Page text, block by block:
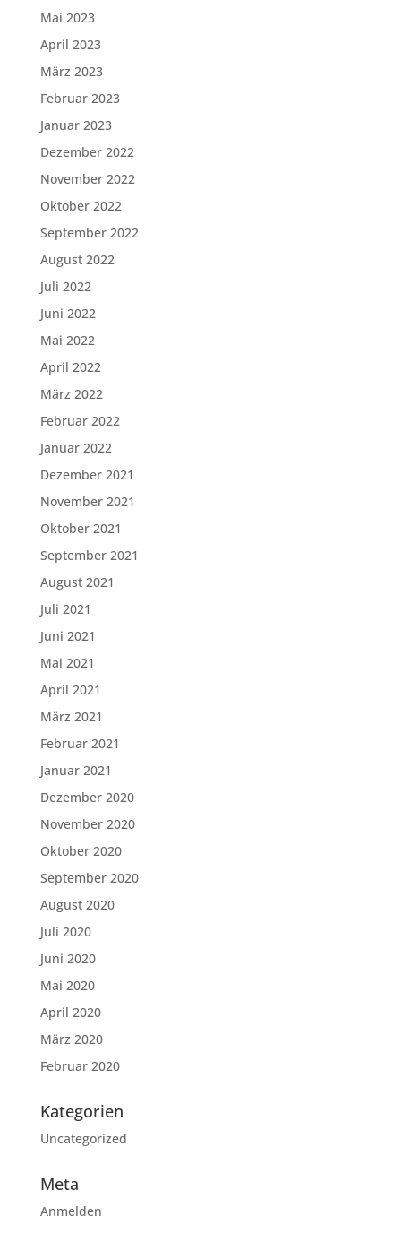
Mai 2023
April 2023
März 2023
Februar 2023
Januar 2023
Dezember 2022
November 2022
Oktober 2022
September 2022
August 2022
Juli 2022
Juni 2022
Mai 2022
April 2022
März 2022
Februar 2022
Januar 2022
Dezember 2021
November 2021
Oktober 2021
September 2021
August 2021
Juli 2021
Juni 2021
Mai 2021
April 2021
März 2021
Februar 2021
Januar 2021
Dezember 2020
November 2020
Oktober 2020
September 2020
August 2020
Juli 2020
Juni 2020
Mai 2020
April 2020
März 2020
Februar 2020
Kategorien
Uncategorized
Meta
Anmelden